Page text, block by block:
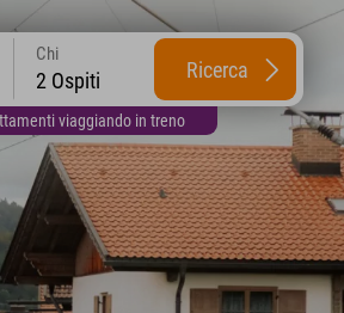
viaggiando in treno
Chi
2 Ospiti Ricerca